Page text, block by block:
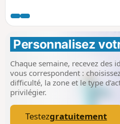
Personnalisez
Chaque semaine, recevez des
vous correspondent :
difficulté, la zone et le type
privilégier.
Testezgratuitement